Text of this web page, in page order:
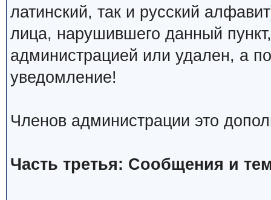
латинский, так и русский
лица, нарушившего данный
администрацией или удален, а
уведомление!
Членов администрации это
Часть третья: Сообщения и